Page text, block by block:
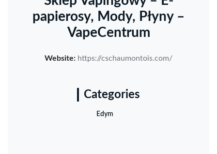
papierosy, Mody, Płyny –
VapeCentrum
Website: https://cschaumontois.com/
Categories
Edym